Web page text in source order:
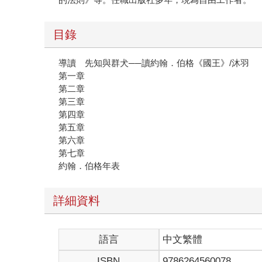
目錄
導讀 先知與群犬──讀約翰．伯格《國王》/沐羽
第一章
第二章
第三章
第四章
第五章
第六章
第七章
約翰．伯格年表
詳細資料
語言 中文繁體